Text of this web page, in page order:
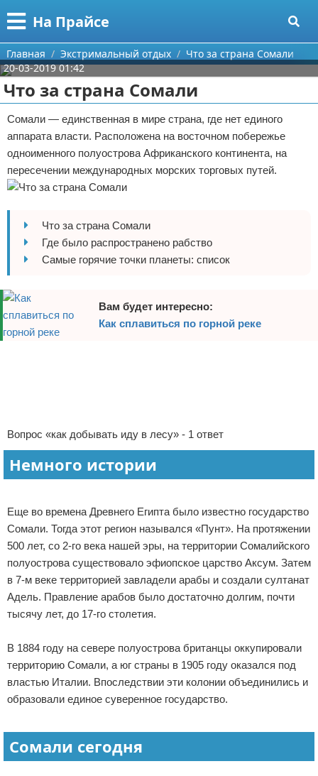
На Прайсе
Меню
Главная
Категории
Aliexpress
Сделай онлайн
Круизы
Что посетить
Авиаперелеты
Отдых на природе
Аренда автомобилей
Билеты
Планирование отдыха
Пляжный отдых
Экстримальный отдых
Разное про отдых
Поиск
О проекте
Контакты
Сотрудничество
Размещение рекламы
Для правообладателей
Условия предоставления информации
Отказ от ответственности
Главная Экстримальный отдых
Что за страна Сомали
20-03-2019 01:42
Что за страна Сомали
Сомали — единственная в мире страна, где нет единого
аппарата власти. Расположена на восточном побережье
одноименного полуострова Африканского континента, на
пересечении международных морских торговых путей.
Что за страна Сомали
Где было распространено рабство
Самые горячие точки планеты: список
Вам будет интересно:
Как сплавиться по горной реке
Вопрос «как добывать иду в лесу» - 1 ответ
Немного истории
Еще во времена Древнего Египта было известно государство
Сомали. Тогда этот регион назывался «Пунт». На протяжении
500 лет, со 2-го века нашей эры, на территории Сомалийского
полуострова существовало эфиопское царство Аксум. Затем
в 7-м веке территорией завладели арабы и создали султанат
Адель. Правление арабов было достаточно долгим, почти
тысячу лет, до 17-го столетия.
В 1884 году на севере полуострова британцы оккупировали
территорию Сомали, а юг страны в 1905 году оказался под
властью Италии. Впоследствии эти колонии объединились и
образовали единое суверенное государство.
Сомали сегодня